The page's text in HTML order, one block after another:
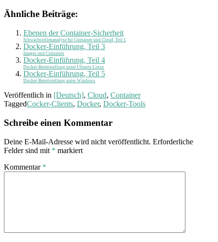
Ähnliche Beiträge:
Ebenen der Container-Sicherheit
Schwachstellenanalyse für Container und Cloud, Teil 1
Docker-Einführung, Teil 3
Images und Container
Docker-Einführung, Teil 4
Docker-Bereitstellung unter Ubuntu Linux
Docker-Einführung, Teil 5
Docker-Bereitstellung unter Windows
Veröffentlich in [Deutsch], Cloud, Container
TaggedCocker-Clients, Docker, Docker-Tools
Schreibe einen Kommentar
Deine E-Mail-Adresse wird nicht veröffentlicht. Erforderliche
Felder sind mit * markiert
Kommentar *